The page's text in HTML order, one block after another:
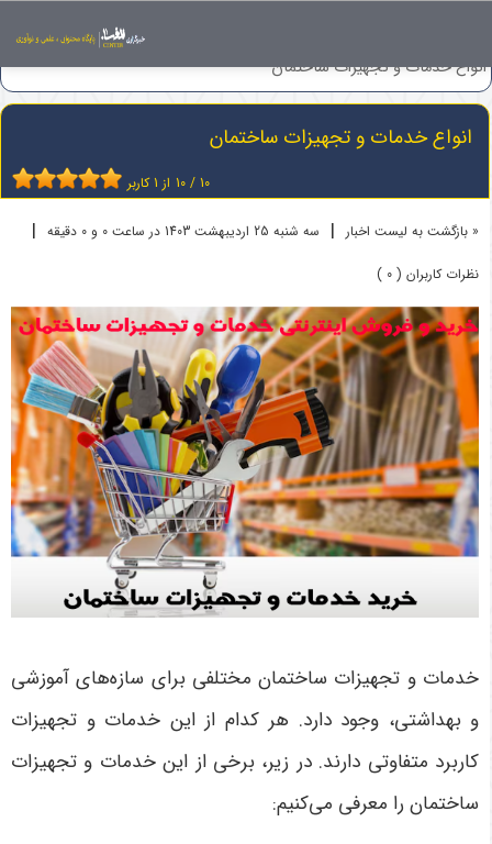
انواع خدمات و تجهیزات ساختمان
انواع خدمات و تجهیزات ساختمان
10 / 10 از 1کاربر
« بازگشت به لیست اخبار | سه شنبه 25 ارديبهشت 1403 در ساعت 0 و 0 دقیقه |
نظرات کاربران ( 0 )
خدمات و تجهیزات ساختمان مختلفی برای سازه‌های آموزشی
و بهداشتی، وجود دارد. هر کدام از این خدمات و تجهیزات
کاربرد متفاوتی دارند. در زیر، برخی از این خدمات و تجهیزات
ساختمان را معرفی می‌کنیم: